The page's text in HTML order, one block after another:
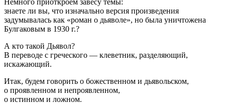
знаете ли вы, что изначально версия произведения
задумывалась как «роман о дьяволе», но была уничтожена
Булгаковым в 1930 г.?
А кто такой Дьявол?
В переводе с греческого — клеветник, разделяющий,
искажающий.
Итак, будем говорить о божественном и дьявольском,
о проявленном и непроявленном,
о истинном и ложном.